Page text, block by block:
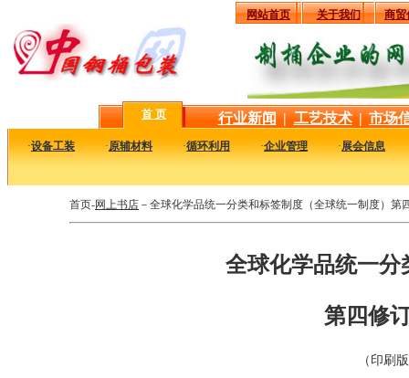
网站首页 关于我们 商贸
首 页 行业新闻 | 工艺技术 | 市场
·设备工装 ·原辅材料 ·循环利用 ·企业管理 ·展会信息
首页-网上书店 －全球化学品统一分类和标签制度（全球统一制度）第
全球化学品统一分
第四修
（印刷